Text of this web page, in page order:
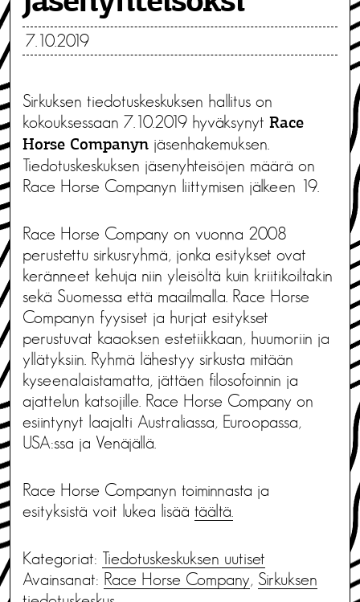
7.10.2019
Sirkuksen tiedotuskeskuksen hallitus on
kokouksessaan 7.10.2019 hyväksynyt Race
Horse Companyn jäsenhakemuksen.
Tiedotuskeskuksen jäsenyhteisöjen määrä on
Race Horse Companyn liittymisen jälkeen 19.
Race Horse Company on vuonna 2008
perustettu sirkusryhmä, jonka esitykset ovat
keränneet kehuja niin yleisöltä kuin kriitikoiltakin
sekä Suomessa että maailmalla. Race Horse
Companyn fyysiset ja hurjat esitykset
perustuvat kaaoksen estetiikkaan, huumoriin ja
yllätyksiin. Ryhmä lähestyy sirkusta mitään
kyseenalaistamatta, jättäen filosofoinnin ja
ajattelun katsojille. Race Horse Company on
esiintynyt laajalti Australiassa, Euroopassa,
USA:ssa ja Venäjällä.
Race Horse Companyn toiminnasta ja
esityksistä voit lukea lisää täältä.
Kategoriat: Tiedotus­keskuksen uutiset
Avainsanat: Race Horse Company, Sirkuksen